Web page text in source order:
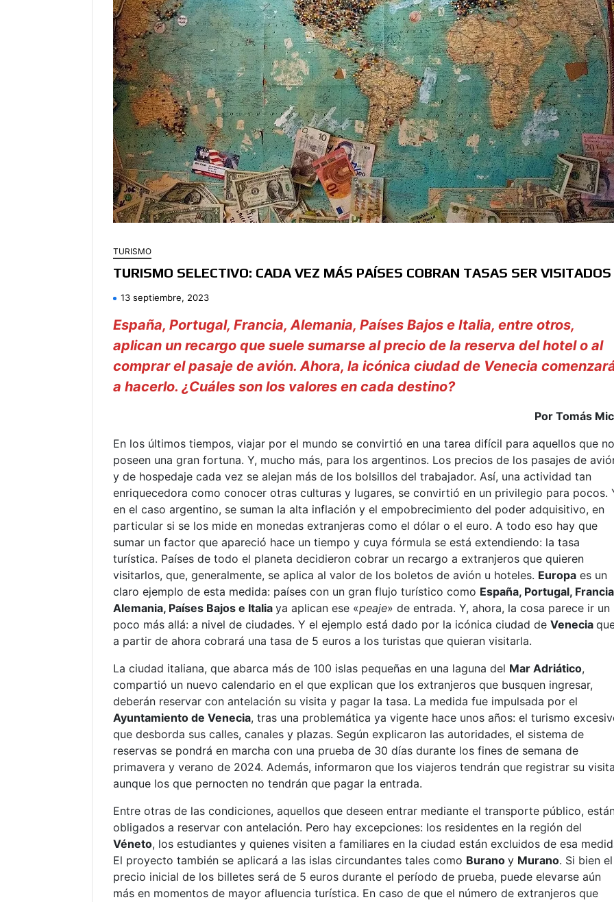
TURISMO
TURISMO SELECTIVO: CADA VEZ MÁS PAÍSES COBRAN TASAS SER VISITADOS
13 septiembre, 2023
España, Portugal, Francia, Alemania, Países Bajos e Italia, entre otros,
aplican un recargo que suele sumarse al precio de la reserva del hotel o al
comprar el pasaje de avión. Ahora, la icónica ciudad de Venecia
a hacerlo. ¿Cuáles son los valores en cada destino?
Por Tomás
En los últimos tiempos, viajar por el mundo se convirtió en una tarea difícil para aquellos que
poseen una gran fortuna. Y, mucho más, para los argentinos. Los precios de los pasajes de
y de hospedaje cada vez se alejan más de los bolsillos del trabajador. Así, una actividad tan
enriquecedora como conocer otras culturas y lugares, se convirtió en un privilegio para pocos.
en el caso argentino, se suman la alta inflación y el empobrecimiento del poder adquisitivo, en
particular si se los mide en monedas extranjeras como el dólar o el euro. A todo eso hay que
sumar un factor que apareció hace un tiempo y cuya fórmula se está extendiendo: la tasa
turística. Países de todo el planeta decidieron cobrar un recargo a extranjeros que quieren
visitarlos, que, generalmente, se aplica al valor de los boletos de avión u hoteles. Europa es un
claro ejemplo de esta medida: países con un gran flujo turístico como España, Portugal,
Alemania, Países Bajos e Italiaya aplican ese «peaje» de entrada. Y, ahora, la cosa parece ir un
poco más allá: a nivel de ciudades. Y el ejemplo está dado por la icónica ciudad deVenecia
a partir de ahora cobrará una tasa de 5 euros a los turistas que quieran visitarla.
La ciudad italiana, que abarca más de 100 islas pequeñas en una laguna del Mar Adriático,
compartió un nuevo calendario en el que explican que los extranjeros que busquen ingresar,
deberán reservar con antelación su visita y pagar la tasa. La medida fue impulsada por el
Ayuntamiento de Venecia, tras una problemática ya vigente hace unos años: el turismo
que desborda sus calles, canales y plazas. Según explicaron las autoridades, el sistema de
reservas se pondrá en marcha con una prueba de 30 días durante los fines de semana de
primavera y verano de 2024. Además, informaron que los viajeros tendrán que registrar su
aunque los que pernocten no tendrán que pagar la entrada.
Entre otras de las condiciones, aquellos que deseen entrar mediante el transporte público,
obligados a reservar con antelación. Pero hay excepciones: los residentes en la región del
Véneto, los estudiantes y quienes visiten a familiares en la ciudad están excluidos de esa
El proyecto también se aplicará a las islas circundantes tales como Buranoy Murano. Si bien el
precio inicial de los billetes será de 5 euros durante el período de prueba, puede elevarse aún
más en momentos de mayor afluencia turística. En caso de que el número de extranjeros que